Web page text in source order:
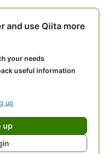
and use Qiita more
your needs
useful information
up
up